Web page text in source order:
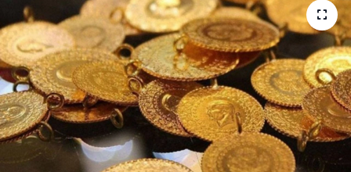
Ramazan
Resmi İlanlar
Rüya Tabirleri
Sağlık